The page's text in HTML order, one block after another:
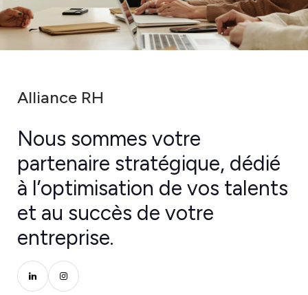
Alliance RH
Nous sommes votre
partenaire stratégique, dédié
à l’optimisation de vos talents
et au succès de votre
entreprise.